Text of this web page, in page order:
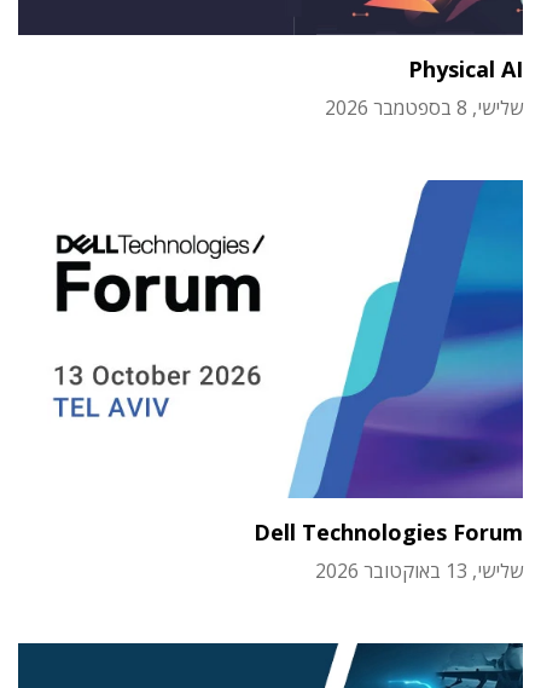
Physical AI
שלישי, 8 בספטמבר 2026
Dell Technologies Forum
שלישי, 13 באוקטובר 2026